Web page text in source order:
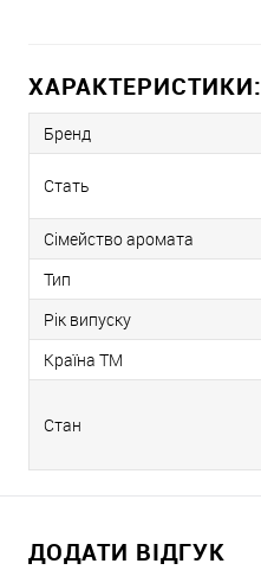
ХАРАКТЕРИСТИКИ:
Бренд
Стать
Сімейство аромата
Тип
Рік випуску
Країна ТМ
Стан
ДОДАТИ ВІДГУК